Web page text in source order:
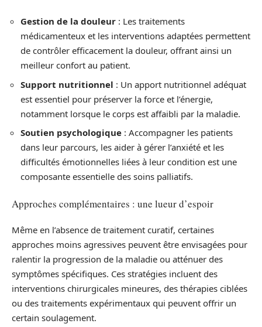
Gestion de la douleur : Les traitements
médicamenteux et les interventions adaptées permettent
de contrôler efficacement la douleur, offrant ainsi un
meilleur confort au patient.
Support nutritionnel : Un apport nutritionnel adéquat
est essentiel pour préserver la force et l’énergie,
notamment lorsque le corps est affaibli par la maladie.
Soutien psychologique : Accompagner les patients
dans leur parcours, les aider à gérer l’anxiété et les
difficultés émotionnelles liées à leur condition est une
composante essentielle des soins palliatifs.
Approches complémentaires : une lueur d’espoir
Même en l’absence de traitement curatif, certaines
approches moins agressives peuvent être envisagées pour
ralentir la progression de la maladie ou atténuer des
symptômes spécifiques. Ces stratégies incluent des
interventions chirurgicales mineures, des thérapies ciblées
ou des traitements expérimentaux qui peuvent offrir un
certain soulagement.